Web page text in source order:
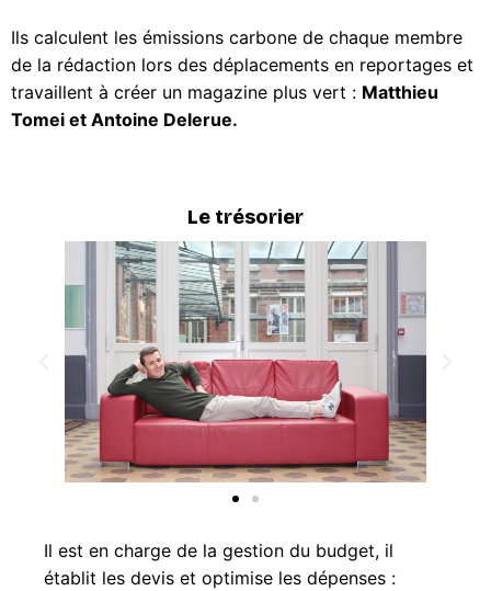
Ils calculent les émissions carbone de chaque membre
de la rédaction lors des déplacements en reportages et
travaillent à créer un magazine plus vert : Matthieu
Tomei et Antoine Delerue.
Le trésorier
Il est en charge de la gestion du budget, il
établit les devis et optimise les dépenses :